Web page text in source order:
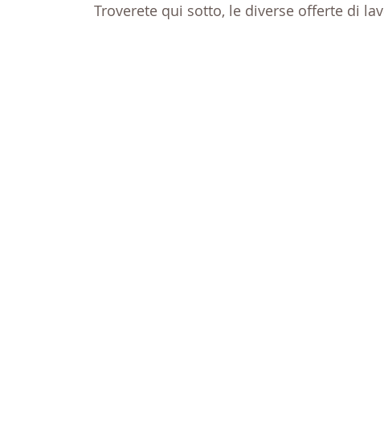
Troverete qui sotto, le diverse offerte di